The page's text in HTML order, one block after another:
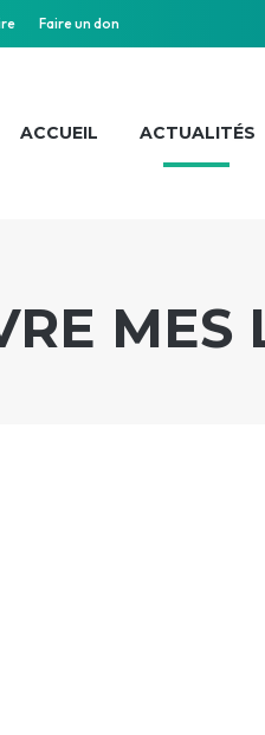
Faire un don
ACCUEIL ACTUALITÉS
MES